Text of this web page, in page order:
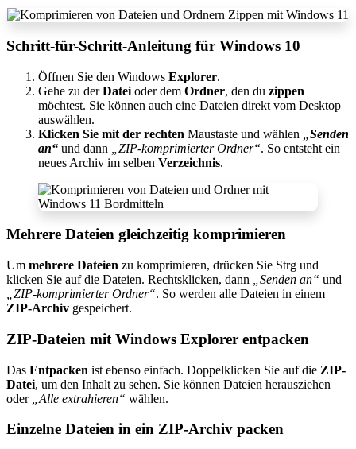
Schritt-für-Schritt-Anleitung für Windows 10
Öffnen Sie den Windows Explorer.
Gehe zu derDatei oder dem Ordner, den du zippen
möchtest. Sie können auch eine Dateien direkt vom Desktop
auswählen.
Klicken Sie mit der rechten Maustaste und wählen
Senden
an“ und dann „ZIP-komprimierter Ordner“. So entsteht ein
neues Archiv im selben Verzeichnis.
Mehrere Dateien gleichzeitig komprimieren
Um mehrere Dateien zu komprimieren, drücken Sie Strg und
klicken Sie auf die Dateien. Rechtsklicken, dann
„Senden an“ und
„ZIP-komprimierter Ordner“. So werden alle Dateien in einem
ZIP-Archiv gespeichert.
ZIP-Dateien mit Windows Explorer entpacken
Das Entpacken ist ebenso einfach. Doppelklicken Sie auf die ZIP-
Datei, um den Inhalt zu sehen. Sie können Dateien herausziehen
oder
„Alle extrahieren“ wählen.
Einzelne Dateien in ein ZIP-Archiv packen